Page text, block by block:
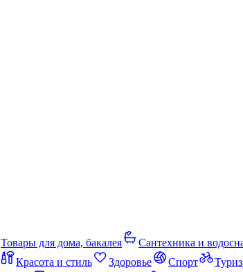
Товары для дома, бакалея Сантехника и
Красота и стиль Здоровье Спорт